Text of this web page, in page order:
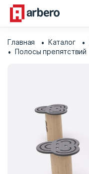
Главная Каталог
Полосы препятствий